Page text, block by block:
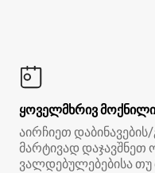
ყოველმხრივ
აირჩიეთ
მარტივად
ვალდებულებებისა თუ